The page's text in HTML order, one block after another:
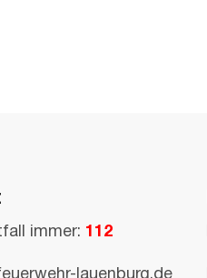
immer: 112
lauenburg.de